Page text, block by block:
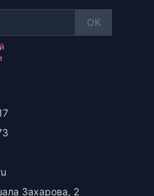
OK
Захарова, 2